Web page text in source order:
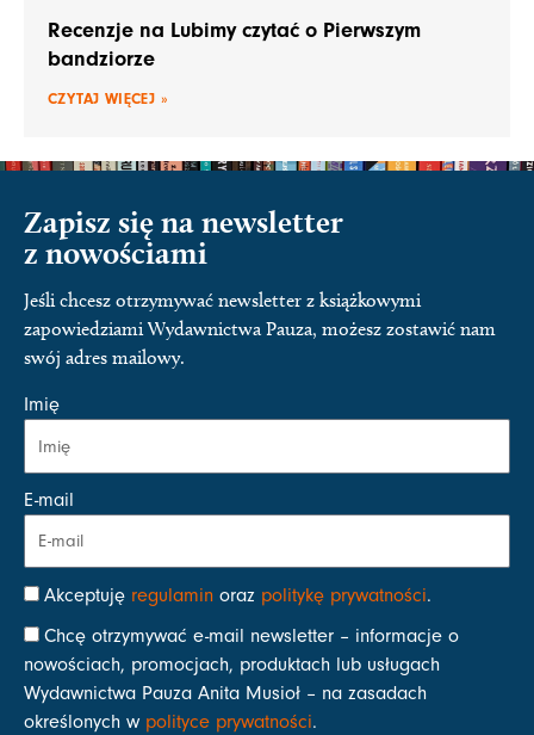
Recenzje na Lubimy czytać o Pierwszym
bandziorze
CZYTAJ WIĘCEJ »
Zapisz się na newsletter
z nowościami
Jeśli chcesz otrzymywać newsletter z książkowymi
zapowiedziami Wydawnictwa Pauza, możesz zostawić nam
swój adres mailowy.
Imię
E-mail
Akceptuję regulamin oraz politykę prywatności.
Chcę otrzymywać e-mail newsletter – informacje o
nowościach, promocjach, produktach lub usługach
Wydawnictwa Pauza Anita Musioł – na zasadach
określonych w polityce prywatności.